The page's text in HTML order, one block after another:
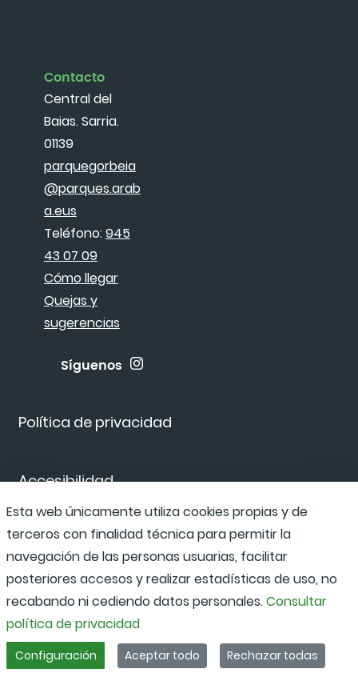
Política de privacidad
Accesibilidad
Canal de denuncias
Contacto
Central del
Baias. Sarria.
01139
parquegorbeia
@parques.arab
a.eus
Teléfono:945
43 07 09
Cómo llegar
Quejas y
sugerencias
Síguenos
Esta web únicamente utiliza cookies propias y de
terceros con finalidad técnica para permitir la
navegación de las personas usuarias, facilitar
posteriores accesos y realizar estadísticas de uso, no
recabando ni cediendo datos personales.Consultar
política de privacidad
Configuración Aceptar todo Rechazar todas